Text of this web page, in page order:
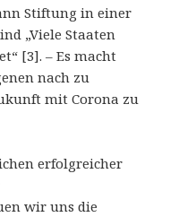
Stiftung in einer
„Viele Staaten
[3]. – Es macht
nach zu
mit Corona zu
erfolgreicher
wir uns die